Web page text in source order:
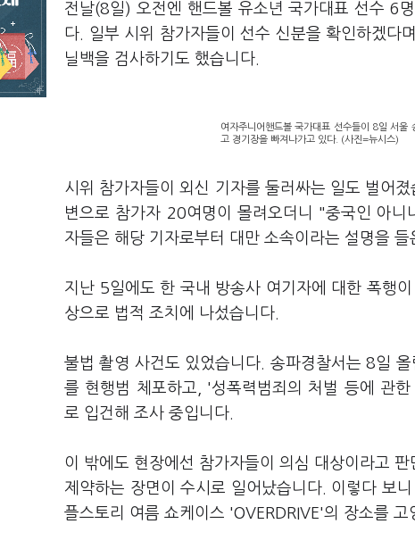
전날(8일) 오전엔 핸드볼 유소년 국가대표 선수 6
다. 일부 시위 참가자들이 선수 신분을 확인하겠다
닐백을 검사하기도 했습니다.
여자주니어핸드볼 국가대표 선수들이 8일 서울
고 경기장을 빠져나가고 있다. (사진=뉴시스)
시위 참가자들이 외신 기자를 둘러싸는 일도 벌어
변으로 참가자 20여명이 몰려오더니 "중국인 아
자들은 해당 기자로부터 대만 소속이라는 설명을 들
지난 5일에도 한 국내 방송사 여기자에 대한 폭행
상으로 법적 조치에 나섰습니다.
불법 촬영 사건도 있었습니다. 송파경찰서는 8일
를 현행범 체포하고, '성폭력범죄의 처벌 등에 관
로 입건해 조사 중입니다.
이 밖에도 현장에선 참가자들이 의심 대상이라고
제약하는 장면이 수시로 일어났습니다. 이렇다 보
플스토리 여름 쇼케이스 'OVERDRIVE'의 장소를